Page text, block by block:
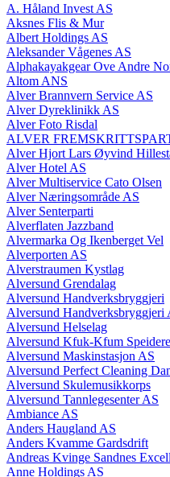
A. Håland Invest AS
Aksnes Flis & Mur
Albert Holdings AS
Aleksander Vågenes AS
Alphakayakgear Ove Andre
Altom ANS
Alver Brannvern Service AS
Alver Dyreklinikk AS
Alver Foto Risdal
ALVER
Alver Hjort Lars Øyvind
Alver Hotel AS
Alver Multiservice Cato Olsen
Alver Næringsområde AS
Alver Senterparti
Alverflaten Jazzband
Alvermarka Og Ikenberget Vel
Alverporten AS
Alverstraumen Kystlag
Alversund Grendalag
Alversund Handverksbryggjeri
Alversund Handverksbryggjeri
Alversund Helselag
Alversund Kfuk-Kfum Speidere
Alversund Maskinstasjon AS
Alversund Perfect Cleaning
Alversund Skulemusikkorps
Alversund Tannlegesenter AS
Ambiance AS
Anders Haugland AS
Anders Kvamme Gardsdrift
Andreas Kvinge Sandnes
Anne Holdings AS